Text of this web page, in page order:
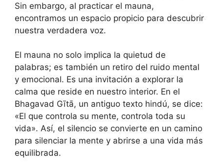
Sin embargo, al practicar el mauna,
encontramos un espacio propicio para descubrir
nuestra verdadera voz.
El mauna no solo implica la quietud de
palabras; es también un retiro del ruido mental
y emocional. Es una invitación a explorar la
calma que reside en nuestro interior. En el
Bhagavad Gītā, un antiguo texto hindú, se dice:
«El que controla su mente, controla toda su
vida». Así, el silencio se convierte en un camino
para silenciar la mente y abrirse a una vida más
equilibrada.